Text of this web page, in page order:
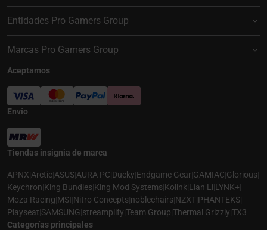
Entidades Pro Gamers Group
Marcas Pro Gamers Group
Aceptamos
Envío
Tiendas insignia de marca
APNX|Arctic|ASUS|AURA PC|Ducky|Endgame Gear|GAMIAC|Glorious|
Keychron|King Bundles|King Mod Systems|Kolink|Lian Li|LYNK+|
Moza Racing|MSI|Nitro Concepts|noblechairs|NZXT|PHANTEKS|
Playseat|SAMSUNG|streamplify|Team Group|Thermal Grizzly|TX3
Categorías principales